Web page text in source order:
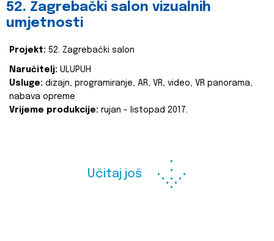
52. Zagrebački salon vizualnih
umjetnosti
Projekt: 52. Zagrebački salon
Naručitelj: ULUPUH
Usluge: dizajn, programiranje, AR, VR, video, VR panorama,
nabava opreme
Vrijeme produkcije: rujan - listopad 2017.
Učitaj još